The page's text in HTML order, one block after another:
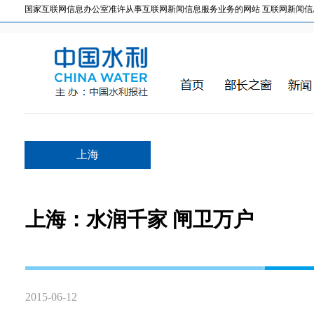
国家互联网信息办公室准许从事互联网新闻信息服务业务的网站 互联网新闻信
上海
上海：水润千家 闸卫万户
2015-06-12